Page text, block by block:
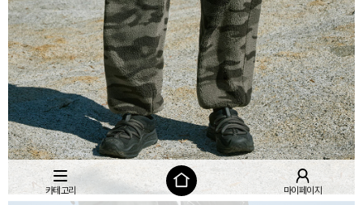
카테고리 마이페이지